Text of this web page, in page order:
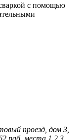
с помощью
проезд, дом 3,
раб. места 1,2,3.